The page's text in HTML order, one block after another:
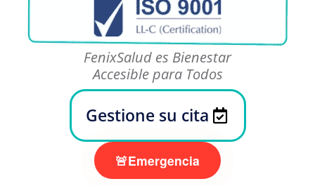
FenixSalud es Bienestar
Accesible para Todos
Gestione su cita
🚨Emergencia